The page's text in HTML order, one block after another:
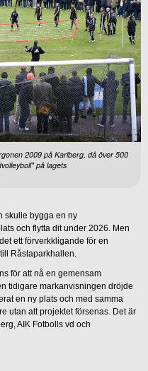
2009 på Karlberg, då över 500
på lagets
skulle bygga en ny
och flytta dit under 2026. Men
ett förverkkligande för en
Råstaparkhallen.
för att nå en gemensam
tidigare markanvisningen dröjde
en ny plats och med samma
utan att projektet försenas. Det är
AIK Fotbolls vd och